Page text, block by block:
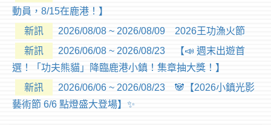
動員，8/15在鹿港！】
新訊
2026/08/08 ~ 2026/08/09 2026王功漁火節
新訊
2026/06/08 ~ 2026/08/23 【📣 週末出遊首
選！「功夫熊貓」降臨鹿港小鎮！集章抽大獎！】
新訊
2026/06/06 ~ 2026/08/23 🐼【2026小鎮光影
藝術節 6/6 點燈盛大登場】✨